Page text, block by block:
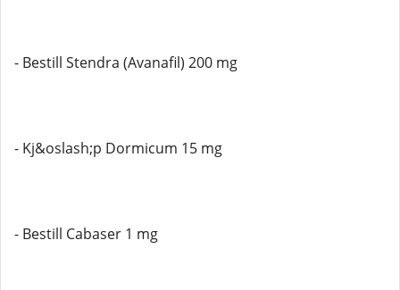
- Bestill Stendra (Avanafil) 200 mg
- Kj&oslash;p Dormicum 15 mg
- Bestill Cabaser 1 mg